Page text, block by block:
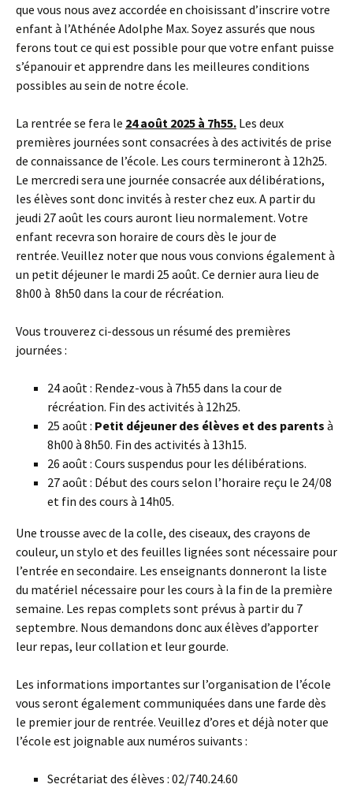
que vous nous avez accordée en choisissant d’inscrire votre
enfant à l’Athénée Adolphe Max. Soyez assurés que nous
ferons tout ce qui est possible pour que votre enfant puisse
s’épanouir et apprendre dans les meilleures conditions
possibles au sein de notre école.
La rentrée se fera le 24 août 2025 à 7h55. Les deux
premières journées sont consacrées à des activités de prise
de connaissance de l’école. Les cours termineront à 12h25.
Le mercredi sera une journée consacrée aux délibérations,
les élèves sont donc invités à rester chez eux. A partir du
jeudi 27 août les cours auront lieu normalement. Votre
enfant recevra son horaire de cours dès le jour de
rentrée. Veuillez noter que nous vous convions également à
un petit déjeuner le mardi 25 août. Ce dernier aura lieu de
8h00 à 8h50 dans la cour de récréation.
Vous trouverez ci-dessous un résumé des premières
journées :
24 août : Rendez-vous à 7h55 dans la cour de
récréation. Fin des activités à 12h25.
25 août : Petit déjeuner des élèves et des parents à
8h00 à 8h50. Fin des activités à 13h15.
26 août : Cours suspendus pour les délibérations.
27 août : Début des cours selon l’horaire reçu le 24/08
et fin des cours à 14h05.
Une trousse avec de la colle, des ciseaux, des crayons de
couleur, un stylo et des feuilles lignées sont nécessaire pour
l’entrée en secondaire. Les enseignants donneront la liste
du matériel nécessaire pour les cours à la fin de la première
semaine. Les repas complets sont prévus à partir du 7
septembre. Nous demandons donc aux élèves d’apporter
leur repas, leur collation et leur gourde.
Les informations importantes sur l’organisation de l’école
vous seront également communiquées dans une farde dès
le premier jour de rentrée. Veuillez d’ores et déjà noter que
l’école est joignable aux numéros suivants :
Secrétariat des élèves : 02/740.24.60